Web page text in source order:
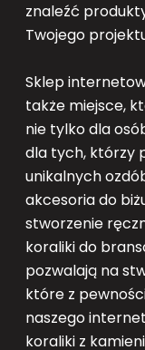
znaleźć
Twojego
Sklep
także miejsce,
nie tylko dla
dla tych, którzy
unikalnych
akcesoria do
stworzenie
koraliki do
pozwalają na
które z
naszego
koraliki z